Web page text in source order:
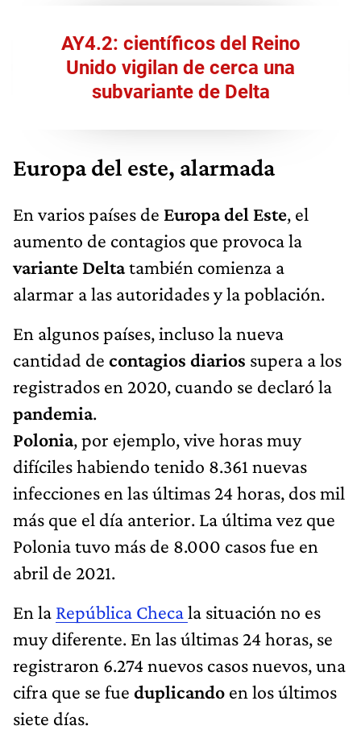
AY4.2: científicos del Reino
Unido vigilan de cerca una
subvariante de Delta
Europa del este, alarmada
En varios países de Europa del Este, el
aumento de contagios que provoca la
variante Deltatambién comienza a
alarmar a las autoridades y la población.
En algunos países, incluso la nueva
cantidad de contagios diarios supera a los
registrados en 2020, cuando se declaró la
pandemia.
Polonia, por ejemplo, vive horas muy
difíciles habiendo tenido 8.361 nuevas
infecciones en las últimas 24 horas, dos mil
más que el día anterior. La última vez que
Polonia tuvo más de 8.000 casos fue en
abril de 2021.
En la República Checala situación no es
muy diferente. En las últimas 24 horas, se
registraron 6.274 nuevos casos nuevos, una
cifra que se fue duplicando en los últimos
siete días.